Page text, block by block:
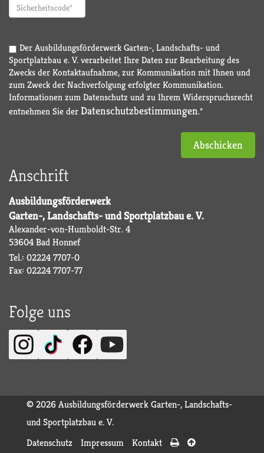
Der Ausbildungsförderwerk Garten-, Landschafts- und
Sportplatzbau e. V. verarbeitet Ihre Daten zur Bearbeitung des
Zwecks der Kontaktaufnahme, zur Kommunikation mit Ihnen und
zum Zweck der Nachverfolgung erfolgter Kommunikation.
Informationen zum Datenschutz und zu Ihrem Widerspruchsrecht
entnehmen Sie der Datenschutzbestimmungen.*
Abschicken
Anschrift
Ausbildungsförderwerk
Garten-, Landschafts- und Sportplatzbau e. V.
Alexander-von-Humboldt-Str. 4
53604 Bad Honnef
Tel.: 02224 7707-0
Fax: 02224 7707-77
Folge uns
© 2026 Ausbildungsförderwerk Garten-, Landschafts-
und Sportplatzbau e. V.
Datenschutz
Impressum Kontakt  